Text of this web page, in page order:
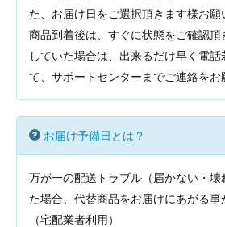
た、お届け日をご選択頂きます様お願
商品到着後は、すぐに状態をご確認頂
していた場合は、出来るだけ早く電話
て、サポートセンターまでご連絡をお
お届け予備日とは？
万が一の配送トラブル（届かない・壊
た場合、代替商品をお届けにあがる事
（宅配業者利用）